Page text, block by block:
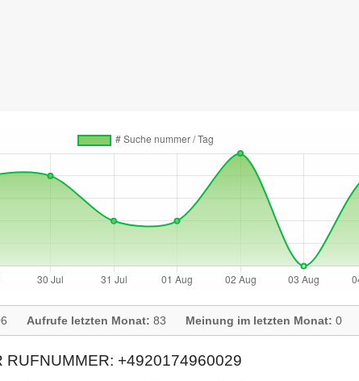
Aufrufe letzten Monat: 83 Meinung im letzten Monat: 0
RUFNUMMER: +4920174960029